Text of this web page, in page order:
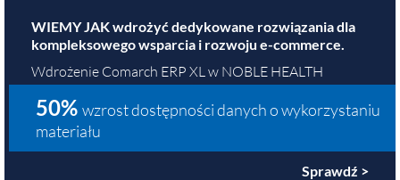
WIEMY JAK wdrożyć dedykowane rozwiązania dla
kompleksowego wsparcia i rozwoju e-commerce.
Wdrożenie Comarch ERP XL w NOBLE HEALTH
50% wzrost dostępności danych o wykorzystaniu
materiału
Sprawdź >